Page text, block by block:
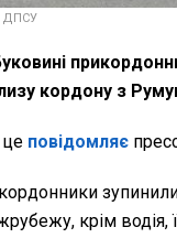
ДПСУ
кордону з
повідомляє
крім водія,